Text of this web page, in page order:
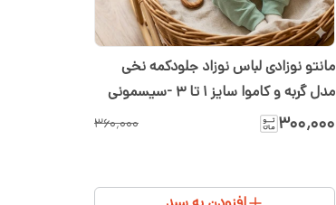
مانتو نوزادی لباس نوزاد جلودکمه نخی
مدل گربه و کاموا سایز ۱ تا ۳ -سیسمونی
شیدا
۳۰۰٬۰۰۰ ۳۶۰٬۰۰۰